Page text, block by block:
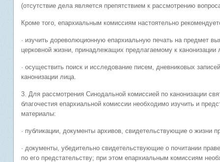
(отсутствие дела является препятствием к рассмотрению
Кроме того, епархиальным комиссиям настоятельно
· изучить дореволюционную епархиальную печать на предмет
церковной жизни, принадлежащих предлагаемому к канонизации
· осуществить поиск и исследование писем, дневниковых
канонизации лица.
3. Для рассмотрения Синодальной комиссией по канонизации
благочестия епархиальной комиссии необходимо изучить и
материалы:
· публикации, документы архивов, свидетельствующие о жизни
· документы, убедительно свидетельствующие о почитании
по его предстательству; при этом епархиальным комиссиям